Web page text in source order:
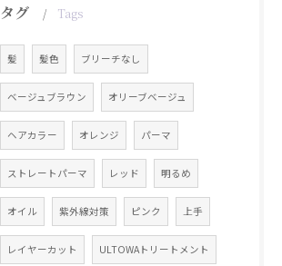
タグ Tags
髪 髪色 ブリーチなし
ベージュブラウン オリーブベージュ
ヘアカラー オレンジ パーマ
ストレートパーマ レッド 明るめ
オイル 紫外線対策 ピンク 上手
レイヤーカット ULTOWAトリートメント